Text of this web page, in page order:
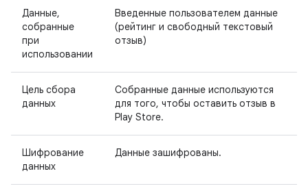
Данные,
собранные
при
использовании
Введенные пользователем данные
(рейтинг и свободный текстовый
отзыв)
Цель сбора
данных
Собранные данные используются
для того, чтобы оставить отзыв в
Play Store.
Шифрование
данных
Данные зашифрованы.